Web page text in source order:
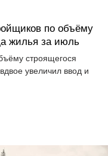
по объёму
жилья за июль
строящегося
увеличил ввод и